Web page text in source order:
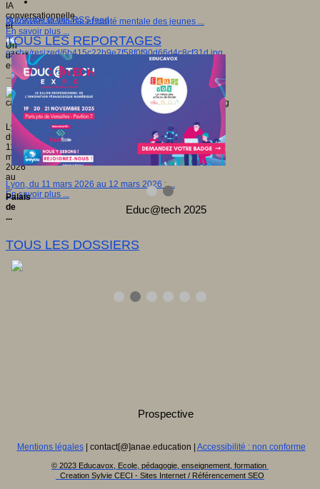
IA conversationnelle et santé mentale des jeunes ...
En savoir plus ...
Lyon, du 11 mars 2026 au 12 mars 2026 : ...
En savoir plus ...
IA
conversationnelle
et
...
Un
débat
européen
...
Lyon,
du
11
mars
2026
au
...
Palais
de
...
Subscribe to this RSS feed
TOUS LES REPORTAGES
TOUS LES DOSSIERS
Mentions légales| contact[@]anae.education | Accessibilité : non conforme
© 2023 Educavox, Ecole, pédagogie, enseignement, formation
Creation Sylvie CECI - Sites Internet / Référencement SEO